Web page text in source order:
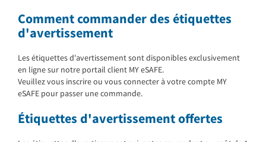
Comment commander des étiquettes
d'avertissement
Les étiquettes d'avertissement sont disponibles exclusivement
en ligne sur notre portail client MY eSAFE.
Veuillez vous inscrire ou vous connecter à votre compte MY
eSAFE pour passer une commande.
Étiquettes d'avertissement offertes